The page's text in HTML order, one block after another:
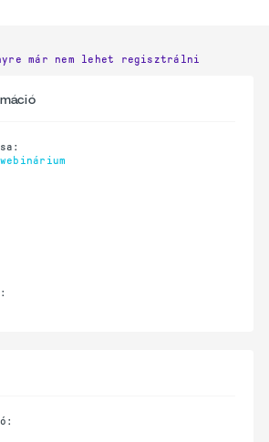
már nem lehet regisztrálni